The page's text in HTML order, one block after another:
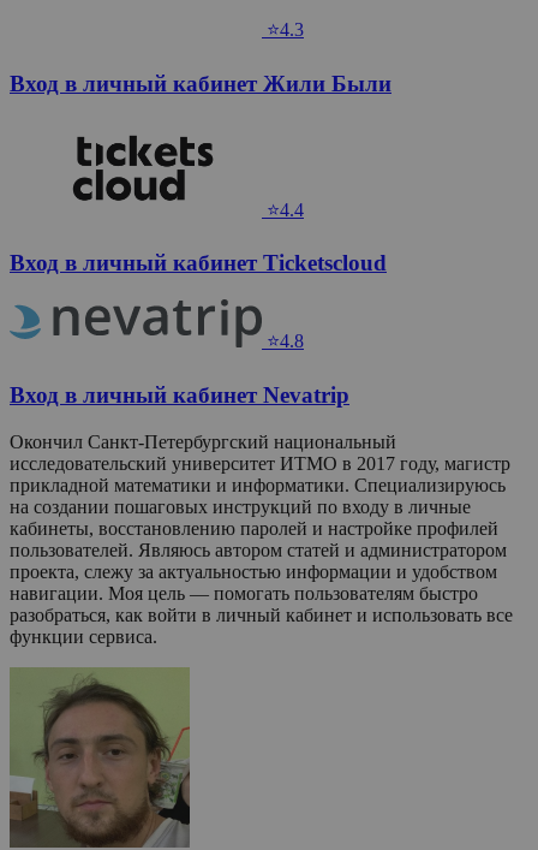
⭐4.3
Вход в личный кабинет Жили Были
⭐4.4
Вход в личный кабинет Ticketscloud
⭐4.8
Вход в личный кабинет Nevatrip
Окончил Санкт-Петербургский национальный
исследовательский университет ИТМО в 2017 году, магистр
прикладной математики и информатики. Специализируюсь
на создании пошаговых инструкций по входу в личные
кабинеты, восстановлению паролей и настройке профилей
пользователей. Являюсь автором статей и администратором
проекта, слежу за актуальностью информации и удобством
навигации. Моя цель — помогать пользователям быстро
разобраться, как войти в личный кабинет и использовать все
функции сервиса.